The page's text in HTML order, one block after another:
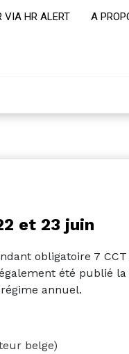
VIA HR ALERT A
et 23 juin
obligatoire 7
été publié
annuel.
belge)